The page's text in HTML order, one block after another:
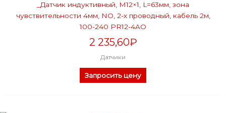
_Датчик индуктивный, М12×1, L=63мм, зона
чувствительности 4мм, NO, 2-х проводный, кабель 2м,
100-240 PR12-4AO
2 235,60₽
Датчики
Запросить цену